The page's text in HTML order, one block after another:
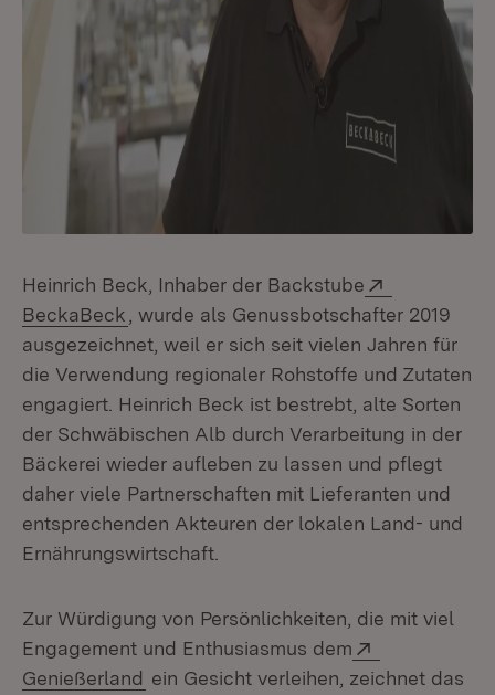
Heinrich Beck, Inhaber der Backstube
BeckaBeck (Öffnet in neuem Fenster)
, wurde als Genussbotschafter 2019
ausgezeichnet, weil er sich seit vielen Jahren für
die Verwendung regionaler Rohstoffe und Zutaten
engagiert. Heinrich Beck ist bestrebt, alte Sorten
der Schwäbischen Alb durch Verarbeitung in der
Bäckerei wieder aufleben zu lassen und pflegt
daher viele Partnerschaften mit Lieferanten und
entsprechenden Akteuren der lokalen Land- und
Ernährungswirtschaft.
Zur Würdigung von Persönlichkeiten, die mit viel
Engagement und Enthusiasmus dem
Genießerland (Öffnet in neuem Fenster)
ein Gesicht verleihen, zeichnet das